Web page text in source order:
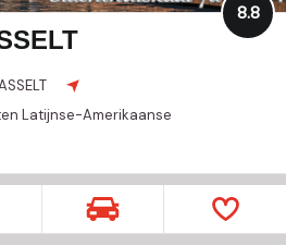
8.8
Latijnse-Amerikaanse